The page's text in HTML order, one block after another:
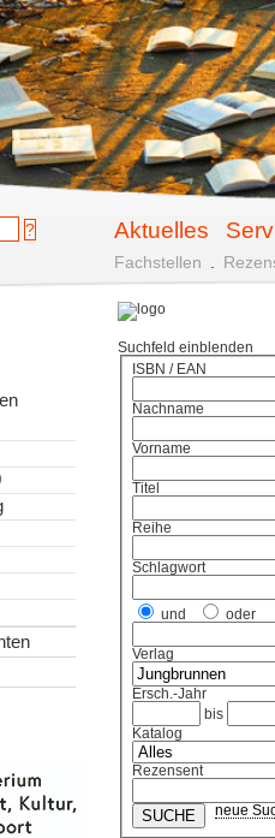
Aktuelles
Fachstellen
Suchfeld einblenden
ISBN / EAN
Nachname
Vorname
Titel
Reihe
Schlagwort
und oder
Verlag
Ersch.-Jahr
bis
Katalog
Rezensent
neue